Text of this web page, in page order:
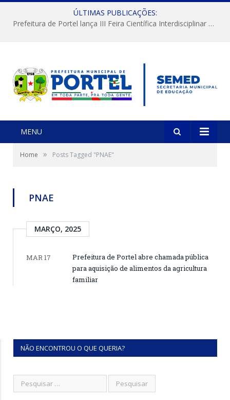
ÚLTIMAS PUBLICAÇÕES:
Prefeitura de Portel lança III Feira Científica Interdisciplinar com foco em Ciência e Territorialidade
MENU
Home » Posts Tagged "PNAE"
PNAE
MARÇO, 2025
MAR 17
Prefeitura de Portel abre chamada pública
para aquisição de alimentos da agricultura
familiar
NÃO ENCONTROU O QUE QUERIA?